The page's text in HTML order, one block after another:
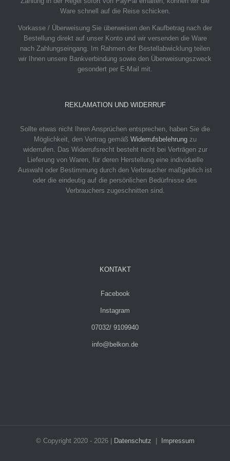
Ware schnell auf die Reise schicken.
Vorkasse / Überweisung Sie überweisen den Kaufbetrag nach der
Bestellung direkt auf unser Konto und wir versenden die Ware
nach Zahlungseingang. Im Rahmen der Bestellabwicklung teilen
wir Ihnen unsere Bankverbindung sowie den Überweisungszweck
gesondert per E-Mail mit.
REKLAMATION UND WIDERRUF
Sollte etwas nicht Ihren Ansprüchen entsprechen, haben Sie die
Möglichkeit, den Vertrag gemäß Widerrufsbelehrungzu
widerrufen. Das Widerrufsrecht besteht nicht bei Verträgen zur
Lieferung von Waren, für deren Herstellung eine individuelle
Auswahl oder Bestimmung durch den Verbraucher maßgeblich ist
oder die eindeutig auf die persönlichen Bedürfnisse des
Verbrauchers zugeschnitten sind.
KONTAKT
Facebook
Instagram
07032/ 9109940
info@belkon.de
© Copyright 2020 - 2026 | Datenschutz Impressum